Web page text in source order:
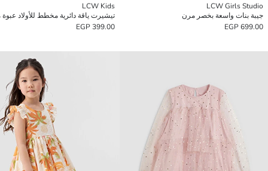
LCW Girls Studio
جيبة بنات واسعة بخصر مرن
699.00 EGP
LCW Kids
تيشيرت ياقة دائرية مخطط للأولاد عبوة
399.00 EGP